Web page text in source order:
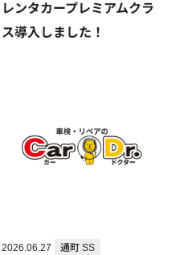
レンタカープレミアムクラ
ス導入しました！
2026.06.27 通町 SS